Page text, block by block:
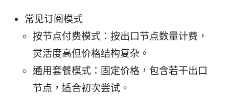
常见订阅模式
按节点付费模式：按出口节点数量计费，
灵活度高但价格结构复杂。
通用套餐模式：固定价格，包含若干出口
节点，适合初次尝试。